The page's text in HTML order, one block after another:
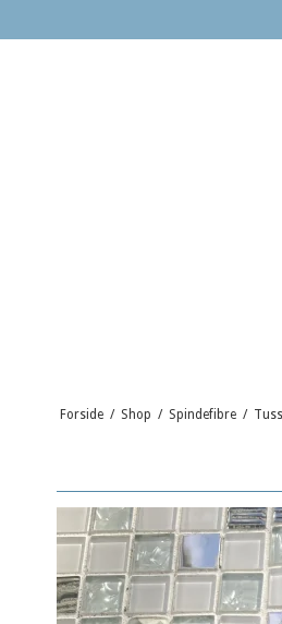
Forside / Shop / Spindefibre /